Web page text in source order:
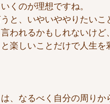
くのが理想ですね。
と、いやいややりたい
われるかもしれないけ
楽しいことだけで人生を
、なるべく自分の周りか